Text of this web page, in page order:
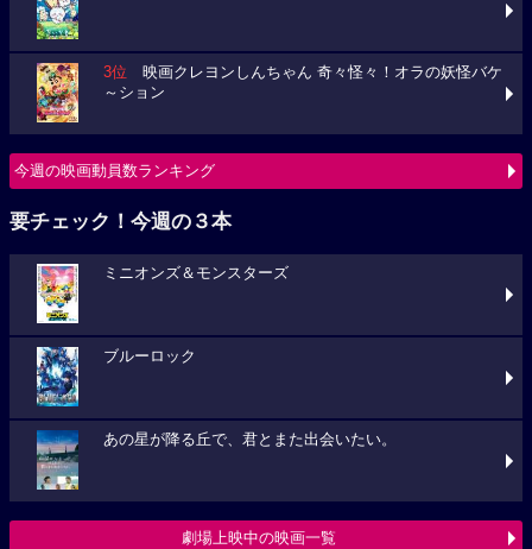
3位 映画クレヨンしんちゃん 奇々怪々！オラの妖怪バケ
～ション
今週の映画動員数ランキング
要チェック！今週の３本
ミニオンズ＆モンスターズ
ブルーロック
あの星が降る丘で、君とまた出会いたい。
劇場上映中の映画一覧